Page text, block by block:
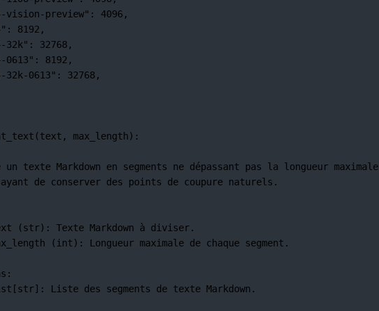
vision-preview" : 4096,
: 8192 ,
32k" : 32768,
0613" : 8192 ,
32k-0613" : 32768,
(text, max_length):
un texte Markdown en segments ne dépassant pas la longueur
de conserver des points de coupure naturels.
(str): Texte Markdown à diviser.
(int): Longueur maximale de chaque segment.
Liste des segments de texte Markdown.